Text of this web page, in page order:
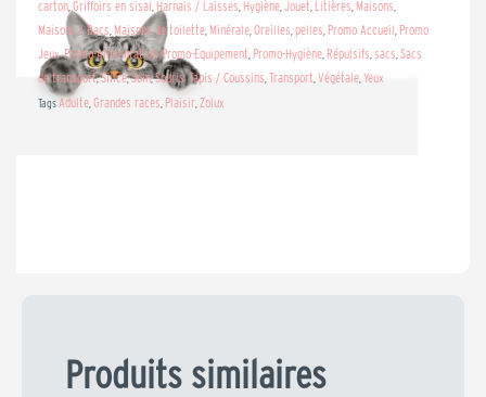
carton Griffoirs en sisal Harnais / Laisses Hygiène Jouet Litières Maisons
Maisons / Bacs Maisons de toilette Minérale Oreilles pelles Promo Accueil Promo
Jeux,Promo-Alimentation,Promo-Equipement Promo-Hygiène Répulsifs sacs Sacs
de transport,Silice,Soin,Souris,Tapis / Coussins Transport Végétale Yeux
Tags Adulte Grandes races Plaisir Zolux
Produits similaires